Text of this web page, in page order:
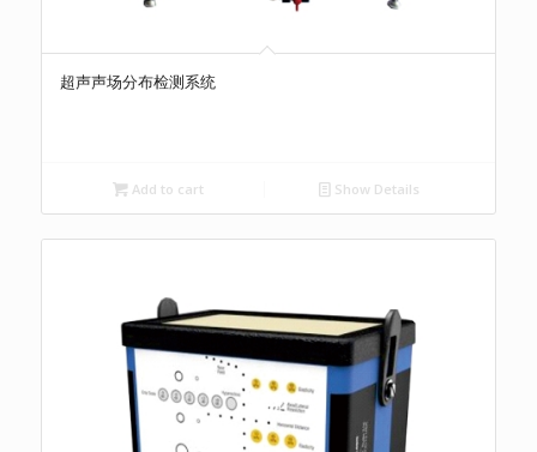
超声声场分布检测系统
Add to cart Show Details